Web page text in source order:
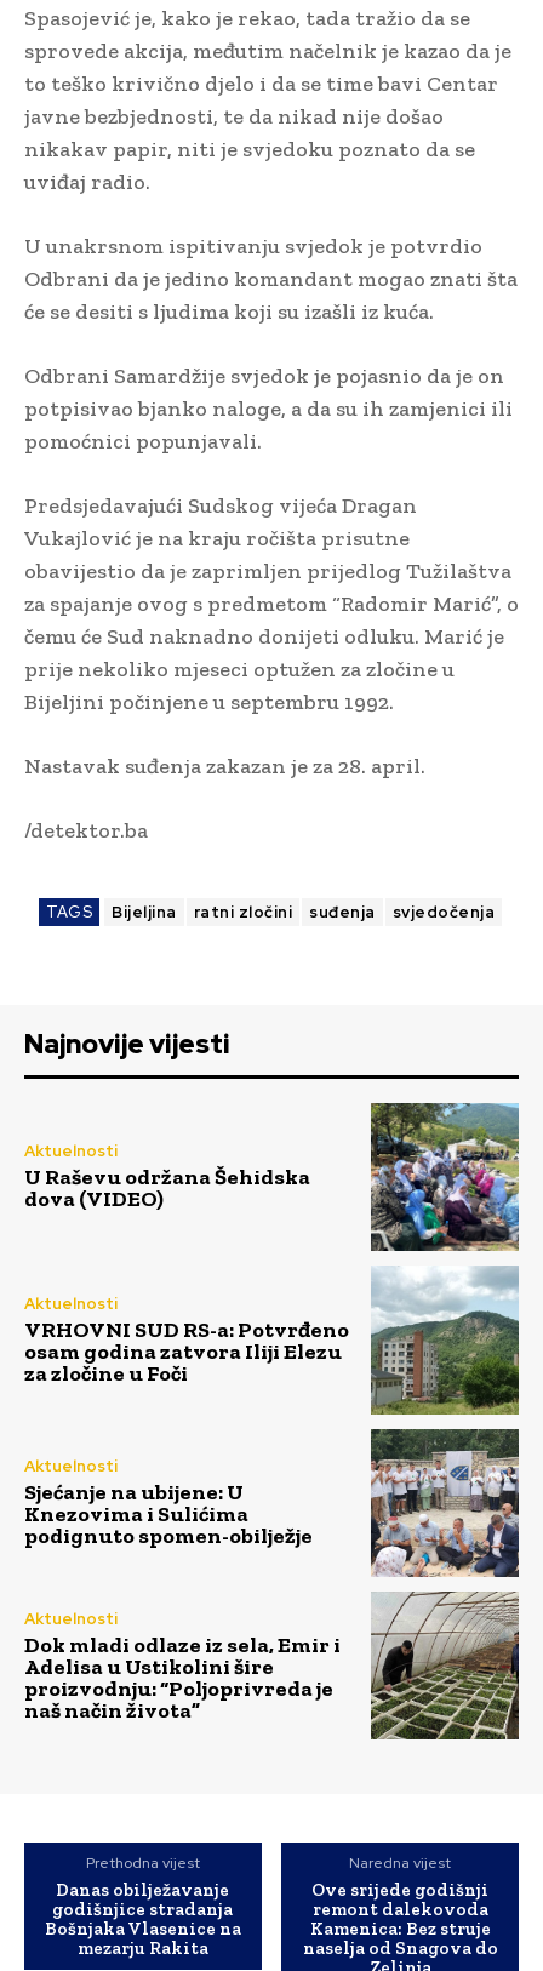
Spasojević je, kako je rekao, tada tražio da se
sprovede akcija, međutim načelnik je kazao da je
to teško krivično djelo i da se time bavi Centar
javne bezbjednosti, te da nikad nije došao
nikakav papir, niti je svjedoku poznato da se
uviđaj radio.
U unakrsnom ispitivanju svjedok je potvrdio
Odbrani da je jedino komandant mogao znati šta
će se desiti s ljudima koji su izašli iz kuća.
Odbrani Samardžije svjedok je pojasnio da je on
potpisivao bjanko naloge, a da su ih zamjenici ili
pomoćnici popunjavali.
Predsjedavajući Sudskog vijeća Dragan
Vukajlović je na kraju ročišta prisutne
obavijestio da je zaprimljen prijedlog Tužilaštva
za spajanje ovog s predmetom “Radomir Marić”, o
čemu će Sud naknadno donijeti odluku. Marić je
prije nekoliko mjeseci optužen za zločine u
Bijeljini počinjene u septembru 1992.
Nastavak suđenja zakazan je za 28. april.
/detektor.ba
TAGS Bijeljina ratni zločini suđenja svjedočenja
Najnovije vijesti
Aktuelnosti
U Raševu održana Šehidska
dova (VIDEO)
Aktuelnosti
VRHOVNI SUD RS-a: Potvrđeno
osam godina zatvora Iliji Elezu
za zločine u Foči
Aktuelnosti
Sjećanje na ubijene: U
Knezovima i Sulićima
podignuto spomen-obilježje
Aktuelnosti
Dok mladi odlaze iz sela, Emir i
Adelisa u Ustikolini šire
proizvodnju: “Poljoprivreda je
naš način života”
Prethodna vijest
Danas obilježavanje
godišnjice stradanja
Bošnjaka Vlasenice na
mezarju Rakita
Naredna vijest
Ove srijede godišnji
remont dalekovoda
Kamenica: Bez struje
naselja od Snagova do